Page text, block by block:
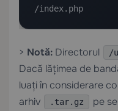
/index.php
> Notă: Directorul /
Dacă lățimea de
luați în considerare
arhiv
.tar.gz
pe